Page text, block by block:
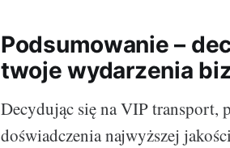
Podsumowanie –
twoje wydarzenia
Decydując się na VIP transport,
doświadczenia najwyższej